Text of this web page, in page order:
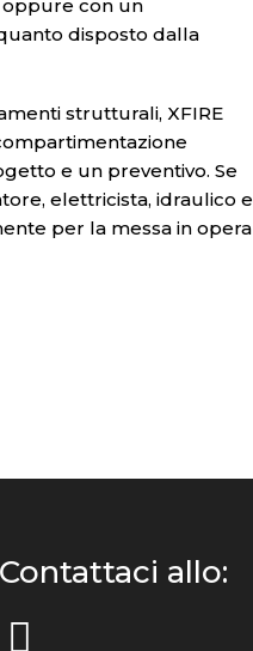
con un
disposto dalla
strutturali, XFIRE
e un preventivo. Se
elettricista, idraulico e
per la messa in opera
Contattaci allo: